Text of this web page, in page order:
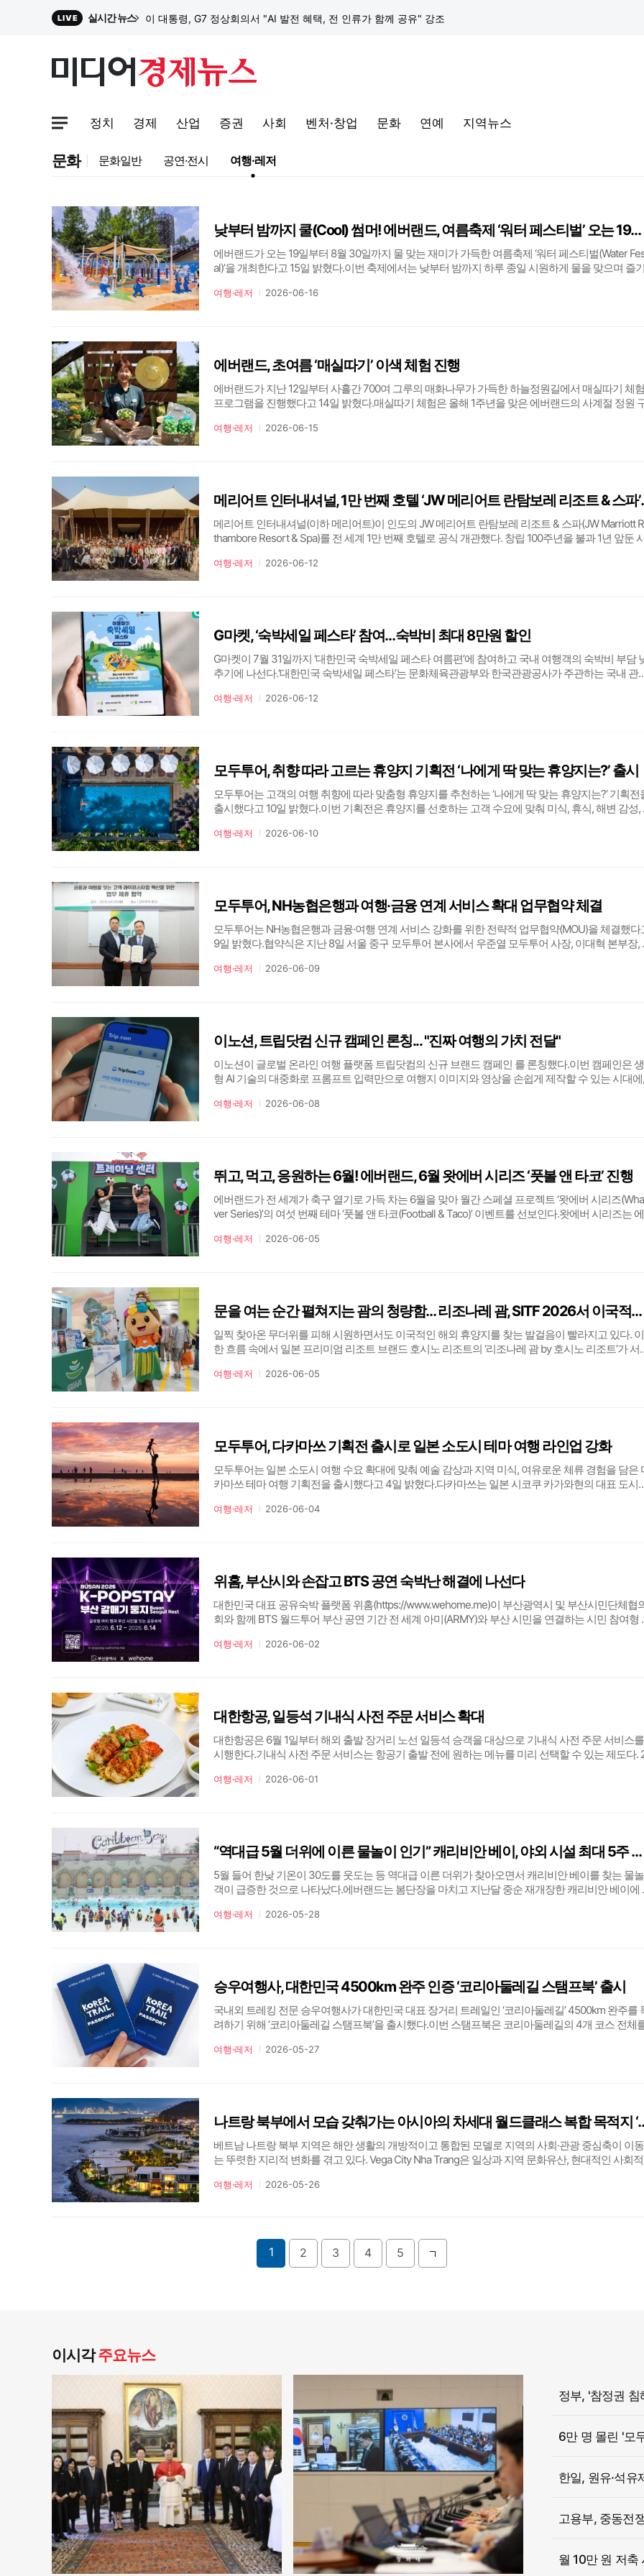
LIVE 실시간 뉴스 이 대통령, G7 정상회의서 "AI 발전 혜택, 전 인류가 함께 공유" 강조
원파디, 롯데백화점 잠실점에서 팝업스토어 오픈
대한전선, 1463억 ‘500kV HVDC 동해안-동서울’ 수주… 시장 확대 본격화
구글 클라우드, 서울 리전에 ‘구글 보안 운영 플랫폼’ 공식 출시… 국내 기업의 데이터 주권 강화
사이트맵메뉴 열기
정치 경제 산업 증권 사회 벤처·창업 문화 연예 지역뉴스
문화 문화일반 공연·전시 여행·레저
낮부터 밤까지 쿨(Cool) 썸머! 에버랜드, 여름축제 ‘워터 페스티벌’ 오는 19일 개막
에버랜드가 오는 19일부터 8월 30일까지 물 맞는 재미가 가득한 여름축제 ‘워터 페스티벌(Water
al)’을 개최한다고 15일 밝혔다.이번 축제에서는 낮부터 밤까지 하루 종일 시원하게 물을 맞으며 즐
트 사파리, 반딧불이
여행·레저 2026-06-16
에버랜드, 초여름 ‘매실따기’ 이색 체험 진행
에버랜드가 지난 12일부터 사흘간 700여 그루의 매화나무가 가득한 하늘정원길에서 매실따기 체험
프로그램을 진행했다고 14일 밝혔다.매실따기 체험은 올해 1주년을 맞은 에버랜드의 사계절 정원
운 풍경 속에서 가족, 연인, 친구들과 직접 매실을 따며
여행·레저 2026-06-15
메리어트 인터내셔널, 1
메리어트 인터내셔널(이하 메리어트)이 인도의 JW 메리어트 란탐보레 리조트 & 스파(JW Marriott
thambore Resort & Spa)를 전 세계 1만 번째 호텔로 공식 개관했다. 창립 100주년을 불과 1년 앞둔
징적인 순간이다.개관식에는 메
여행·레저 2026-06-12
G마켓, ‘숙박세일 페스타’ 참여…숙박비 최대 8만원 할인
G마켓이 7월 31일까지 ‘대한민국 숙박세일 페스타 여름편’에 참여하고 국내 여행객의 숙박비 부담
추기에 나선다.‘대한민국 숙박세일 페스타’는 문화체육관광부와 한국관광공사가 주관하는 국내 관
보인다.G마켓은 야놀자, 여기어때 등 입점 여행사 11곳의 1만6
여행·레저 2026-06-12
모두투어, 취향 따라 고르는 휴양지 기획전 ‘나에게 딱 맞는 휴양지는?’ 출시
모두투어는 고객의 여행 취향에 따라 맞춤형 휴양지를 추천하는 ‘나에게 딱 맞는 휴양지는?’ 기획전
출시했다고 10일 밝혔다.이번 기획전은 휴양지를 선호하는 고객 수요에 맞춰 미식, 휴식, 해변 감성,
상품 나열에서 벗어나 미식, 휴식, 해변 감성, 도시
여행·레저 2026-06-10
모두투어, NH농협은행과 여행·금융 연계 서비스 확대 업무협약 체결
모두투어는 NH농협은행과 금융·여행 연계 서비스 강화를 위한 전략적 업무협약(MOU)을 체결했다
9일 밝혔다.협약식은 지난 8일 서울 중구 모두투어 본사에서 우준열 모두투어 사장, 이대혁 본부장,
여행 특화 금융상품 및 서비스 출시 △디지털 기반 금융·여행
여행·레저 2026-06-09
이노션, 트립닷컴 신규 캠페인 론칭... "진짜 여행의 가치 전달"
이노션이 글로벌 온라인 여행 플랫폼 트립닷컴의 신규 브랜드 캠페인 를 론칭했다.이번 캠페인은
형 AI 기술의 대중화로 프롬프트 입력만으로 여행지 이미지와 영상을 손쉽게 제작할 수 있는 시대에,
히 "여행에서만 경험할 수 있는 실제의 감각과 설렘은 결코
여행·레저 2026-06-08
뛰고, 먹고, 응원하는 6월! 에버랜드, 6월 왓에버 시리즈 ‘풋볼 앤 타코’ 진행
에버랜드가 전 세계가 축구 열기로 가득 차는 6월을 맞아 월간 스페셜 프로젝트 ‘왓에버 시리즈
ver Series)’의 여섯 번째 테마 ‘풋볼 앤 타코(Football & Taco)’ 이벤트를 선보인다.왓에버 시리즈는
역동적인 축구를 테마로 다채로운
여행·레저 2026-06-05
문을 여는 순간 펼쳐지는 괌의 청량함… 리조나레 괌, SITF 2026서 이국적인 힐링 선사
일찍 찾아온 무더위를 피해 시원하면서도 이국적인 해외 휴양지를 찾는 발걸음이 빨라지고 있다.
한 흐름 속에서 일본 프리미엄 리조트 브랜드 호시노 리조트의 ‘리조나레 괌 by 호시노 리조트’가 서
운다.‘지속가능한 체류형 여행’을 주제로 오는 7일
여행·레저 2026-06-05
모두투어, 다카마쓰 기획전 출시로 일본 소도시 테마 여행 라인업 강화
모두투어는 일본 소도시 여행 수요 확대에 맞춰 예술 감상과 지역 미식, 여유로운 체류 경험을 담은
카마쓰 테마 여행 기획전을 출시했다고 4일 밝혔다.다카마쓰는 일본 시코쿠 카가와현의 대표 도시
나오시마는 현대미술과 건축, 자연이 조화를 이루는 예술의 섬으로
여행·레저 2026-06-04
위홈, 부산시와 손잡고 BTS 공연 숙박난 해결에 나선다
대한민국 대표 공유숙박 플랫폼 위홈(https://www.wehome.me)이 부산광역시 및 부산시민단체협
회와 함께 BTS 월드투어 부산 공연 기간 전 세계 아미(ARMY)와 부산 시민을 연결하는 시민 참여형
는 글로벌 K-POP 팬 대상 라
여행·레저 2026-06-02
대한항공, 일등석 기내식 사전 주문 서비스 확대
대한항공은 6월 1일부터 해외 출발 장거리 노선 일등석 승객을 대상으로 기내식 사전 주문 서비스를
시행한다.기내식 사전 주문 서비스는 항공기 출발 전에 원하는 메뉴를 미리 선택할 수 있는 제도다.
제선 일등석으로 확대됐다. 이번 개편으로 해외 출
여행·레저 2026-06-01
“역대급 5월 더위에 이른 물놀이 인기” 캐리비안 베이, 야외 시설 최대 5주 조기 가동 돌입
5월 들어 한낮 기온이 30도를 웃도는 등 역대급 이른 더위가 찾아오면서 캐리비안 베이를 찾는 물
객이 급증한 것으로 나타났다.에버랜드는 봄단장을 마치고 지난달 중순 재개장한 캐리비안 베이에
관계자는 “5월에는 이례적으로 한낮 최고 기온이 36도에 육박
여행·레저 2026-05-28
승우여행사, 대한민국 4500km 완주 인증 ‘코리아둘레길 스탬프북’ 출시
국내외 트레킹 전문 승우여행사가 대한민국 대표 장거리 트레일인 ‘코리아둘레길’ 4500km 완주를
려하기 위해 ‘코리아둘레길 스탬프북’을 출시했다.이번 스탬프북은 코리아둘레길의 4개 코스 전체
기 위해 △해파랑길·남파랑길 코스북(1권)과 △서해랑길·DMZ 평
여행·레저 2026-05-27
나트랑 북부에서 모습 갖춰가는
베트남 나트랑 북부 지역은 해안 생활의 개방적이고 통합된 모델로 지역의 사회·관광 중심축이 이
는 뚜렷한 지리적 변화를 겪고 있다. Vega City Nha Trang은 일상과 지역 문화유산, 현대적인 사회적
서 느껴지는 생동감 넘치는 분위기와 자연스럽게 형
여행·레저 2026-05-26
1 2 3 4 5
이시각주요뉴스
6만 명 몰린 '모
한일, 원유·석
고용부, 중동전
월 10만 원 저